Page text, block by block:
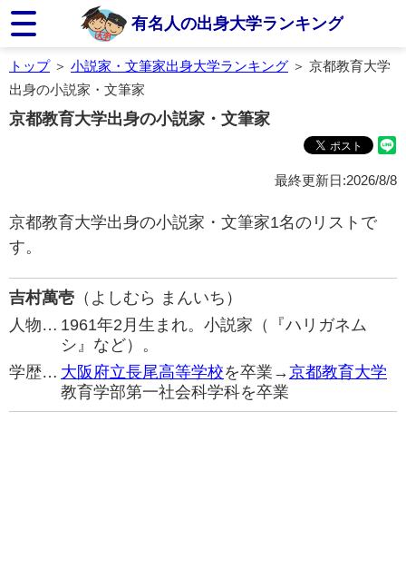
有名人の出身大学ランキング
トップ＞ 小説家・文筆家出身大学ランキング ＞ 京都教育大学
出身の小説家・文筆家
京都教育大学出身の小説家・文筆家
最終更新日:2026/8/8
京都教育大学出身の小説家・文筆家1名のリストで
す。
吉村萬壱 （よしむら まんいち）
人物… 1961年2月生まれ。小説家（『ハリガネム
シ』など）。
学歴… 大阪府立長尾高等学校を卒業→京都教育大学
教育学部第一社会科学科を卒業